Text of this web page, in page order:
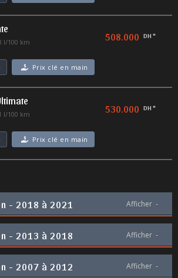
l/100 km 508.000 DH *
Prix clé en main
l/100 km 530.000 DH *
Prix clé en main
- 2018 à 2021 Afficher -
- 2013 à 2018 Afficher -
- 2007 à 2012 Afficher -